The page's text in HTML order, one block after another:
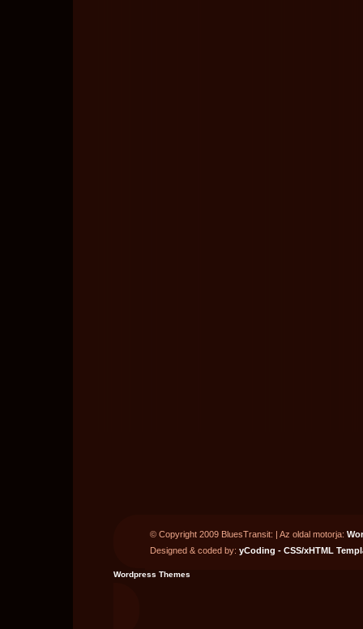
© Copyright 2009 BluesTransit: | Az oldal motorja:
Designed & coded by: yCoding - CSS/xHTML
Wordpress Themes